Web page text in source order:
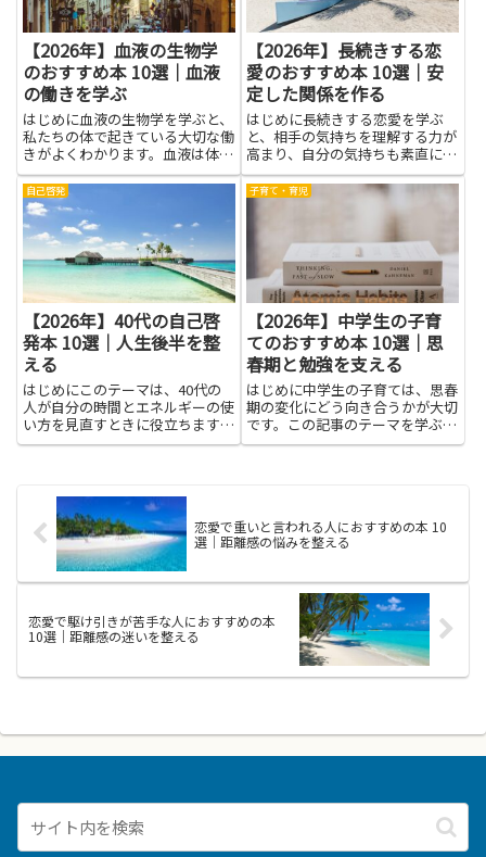
【2026年】血液の生物学
のおすすめ本 10選｜血液
の働きを学ぶ
はじめに血液の生物学を学ぶと、
私たちの体で起きている大切な働
きがよくわかります。血液は体の
中を行き来して酸素を運び、老廃
物を片付け、病原体と戦う力を支
えています。こうした仕組みは、
身近な健康管理にもつながるの
で、学校の授業だけでなく日常の
疑...
【2026年】長続きする恋
愛のおすすめ本 10選｜安
定した関係を作る
はじめに長続きする恋愛を学ぶ
と、相手の気持ちを理解する力が
高まり、自分の気持ちも素直に伝
えやすくなります。簡単に言え
ば、ふたりで心地よく過ごせる方
法を知ることです。読み物には、
ほかの人の考え方や体験が載って
おり、すぐに使える工夫も見つか
りま...
自己啓発
【2026年】40代の自己啓
発本 10選｜人生後半を整
える
はじめにこのテーマは、40代の
人が自分の時間とエネルギーの使
い方を見直すときに役立ちます。
自己啓発本は、難しい言葉を避
れます。人生後半を整えるには、
過去の経験から学びつつ新しい視
点...
子育て・育児
【2026年】中学生の子育
てのおすすめ本 10選｜思
春期と勉強を支える
はじめに中学生の子育ては、思春
期の変化にどう向き合うかが大切
です。この記事のテーマを学ぶ
と、子どもの気持ちを理解するコ
支...
恋愛で重いと言われる人におすすめの本 10
選｜距離感の悩みを整える
恋愛で駆け引きが苦手な人におすすめの本
10選｜距離感の迷いを整える